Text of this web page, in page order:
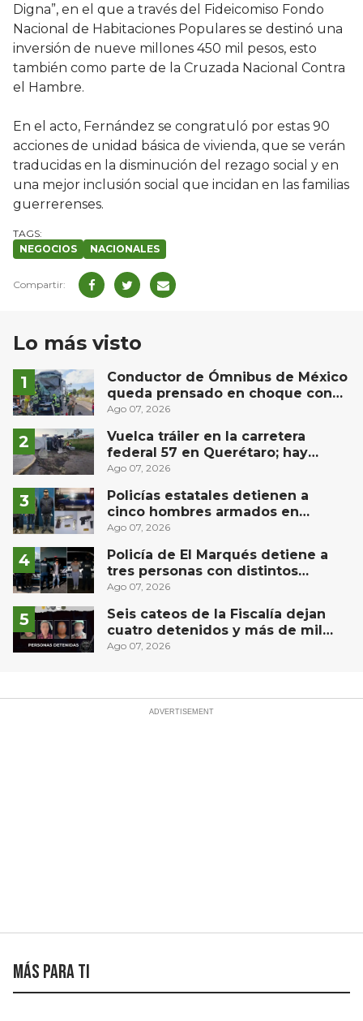
Digna”, en el que a través del Fideicomiso Fondo
Nacional de Habitaciones Populares se destinó una
inversión de nueve millones 450 mil pesos, esto
también como parte de la Cruzada Nacional Contra
el Hambre.
En el acto, Fernández se congratuló por estas 90
acciones de unidad básica de vivienda, que se verán
traducidas en la disminución del rezago social y en
una mejor inclusión social que incidan en las familias
guerrerenses.
NEGOCIOS NACIONALES
Lo más visto
Conductor de Ómnibus de México
queda prensado en choque con
materialista en San Juan del Río
Ago 07, 2026
Vuelca tráiler en la carretera
federal 57 en Querétaro; hay
derrame de combustible
Ago 07, 2026
Policías estatales detienen a
cinco hombres armados en
Puebla capital
Ago 07, 2026
Policía de El Marqués detiene a
tres personas con distintos
narcóticos
Ago 07, 2026
Seis cateos de la Fiscalía dejan
cuatro detenidos y más de mil
dosis aseguradas en Querétaro
Ago 07, 2026
Más para ti